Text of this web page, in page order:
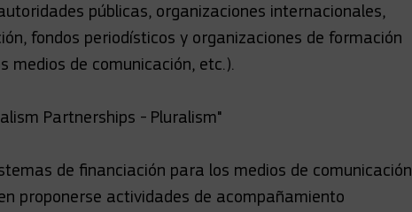
públicas, organizaciones internacionales,
fondos periodísticos y organizaciones de formación
medios de comunicación, etc.).
Partnerships - Pluralism"
de financiación para los medios de comunicación
proponerse actividades de acompañamiento